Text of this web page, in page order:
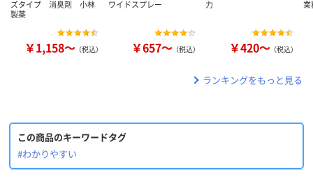
ズタイプ 消臭剤 小林
製薬
￥1,158～ （税込）
ワイドスプレー
￥657～ （税込）
力
￥420～ （税込）
業
ランキングをもっと見る
この商品のキーワードタグ
#わかりやすい